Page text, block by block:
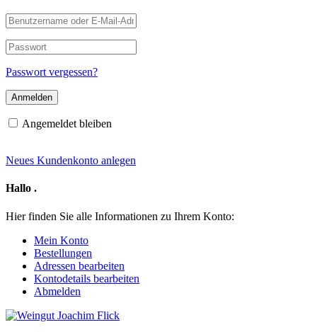
Benutzername
oder
E-
Mail-
Adresse
Passwort
Passwort vergessen?
Angemeldet bleiben
Neues Kundenkonto anlegen
Hallo .
Hier finden Sie alle Informationen zu Ihrem Konto:
Mein Konto
Bestellungen
Adressen bearbeiten
Kontodetails bearbeiten
Abmelden